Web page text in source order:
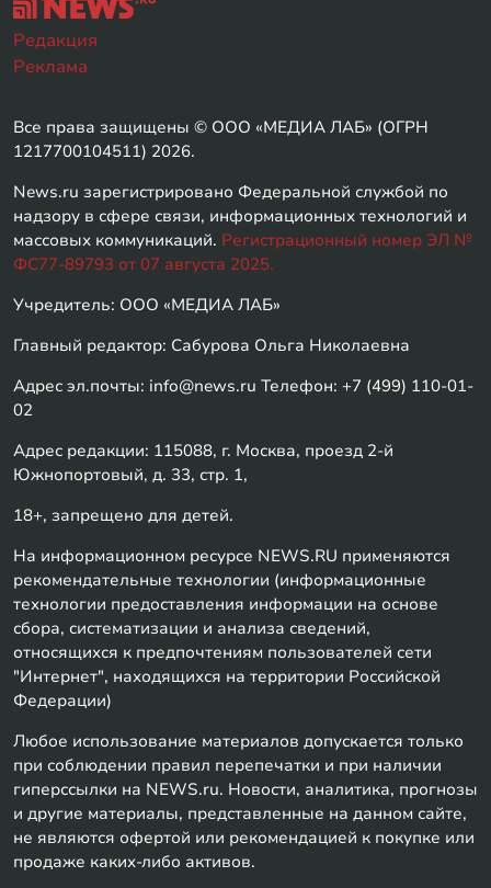
Редакция
Реклама
Все права защищены © ООО «МЕДИА ЛАБ» (ОГРН
1217700104511) 2026.
News.ru зарегистрировано Федеральной службой по
надзору в сфере связи, информационных технологий и
массовых коммуникаций. Регистрационный номер ЭЛ №
ФС77-89793 от 07 августа 2025.
Учредитель: ООО «МЕДИА ЛАБ»
Главный редактор: Сабурова Ольга Николаевна
Адрес эл.почты: info@news.ru Телефон: +7 (499) 110-01-
02
Адрес редакции: 115088, г. Москва, проезд 2-й
Южнопортовый, д. 33, стр. 1,
18+, запрещено для детей.
На информационном ресурсе NEWS.RU применяются
рекомендательные технологии (информационные
технологии предоставления информации на основе
сбора, систематизации и анализа сведений,
относящихся к предпочтениям пользователей сети
"Интернет", находящихся на территории Российской
Федерации)
Любое использование материалов допускается только
при соблюдении правил перепечатки и при наличии
гиперссылки на NEWS.ru. Новости, аналитика, прогнозы
и другие материалы, представленные на данном сайте,
не являются офертой или рекомендацией к покупке или
продаже каких-либо активов.